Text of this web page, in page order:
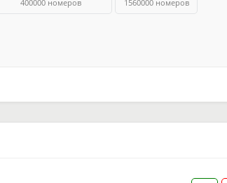
400000 номеров 1560000 номеров